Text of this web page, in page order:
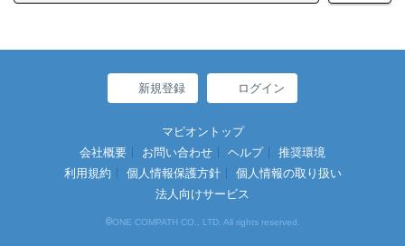
新規登録 ログイン
マピオントップ
会社概要
お問い合わせ ヘルプ
推奨環境
利用規約
個人情報保護方針
個人情報の取り扱い
法人向けサービス
©ONE COMPATH CO., LTD. All rights reserved.